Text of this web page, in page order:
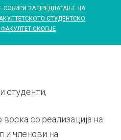
ЗА ПРЕДЛАГАЊЕ НА
СТУДЕНТСКО
СКОПЈЕ
студенти,
со реализација на
и членови на